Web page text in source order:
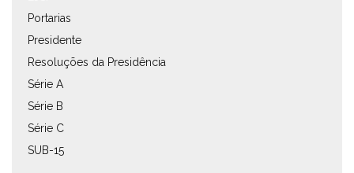
Portarias
Presidente
Resoluções da Presidência
Série A
Série B
Série C
SUB-15